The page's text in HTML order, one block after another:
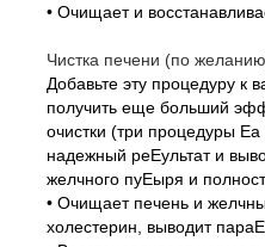
• Очищает и
Чистка печени (по
Добавьте эту процедуру к
получить еще больший
очистки (три процедуры
надежный реЕультат и
желчного пуЕыря и
• Очищает печень и
холестерин, выводит